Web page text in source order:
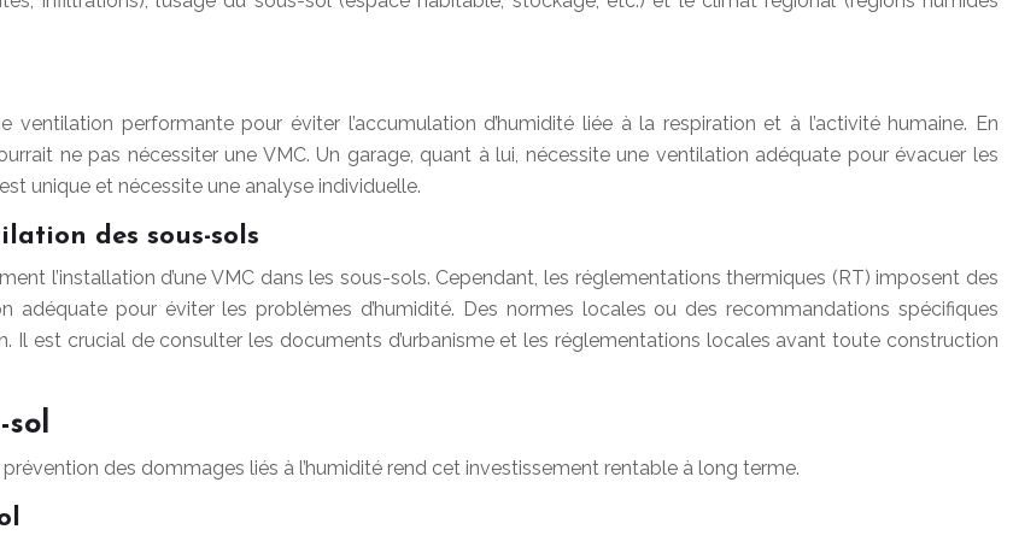
performante pour éviter l’accumulation d’humidité liée à la respiration et à l’activité humaine. En
ne pas nécessiter une VMC. Un garage, quant à lui, nécessite une ventilation adéquate pour évacuer les
unique et nécessite une analyse individuelle.
des sous-sols
l’installation d’une VMC dans les sous-sols. Cependant, les réglementations thermiques (RT) imposent des
adéquate pour éviter les problèmes d’humidité. Des normes locales ou des recommandations spécifiques
est crucial de consulter les documents d’urbanisme et les réglementations locales avant toute construction
sol
prévention des dommages liés à l’humidité rend cet investissement rentable à long terme.